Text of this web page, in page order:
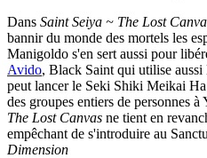
Dans Saint Seiya ~ The Lost
bannir du monde des mortels les
Manigoldo s'en sert aussi pour
Avido, Black Saint qui utilise aussi
peut lancer le Seki Shiki Meikai
des groupes entiers de personnes à
The Lost Canvas ne tient en
empêchant de s'introduire au
Dimension